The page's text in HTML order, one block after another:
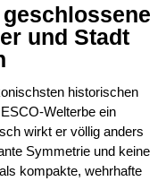
und Stadt
historischen
Welterbe ein
wirkt er völlig anders
Symmetrie und keine
kompakte, wehrhafte